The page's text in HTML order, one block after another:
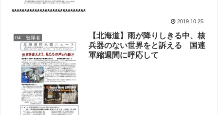
2019.10.25
04 被爆者
【北海道】雨が降りしきる中、核
兵器のない世界をと訴える 国連
軍縮週間に呼応して